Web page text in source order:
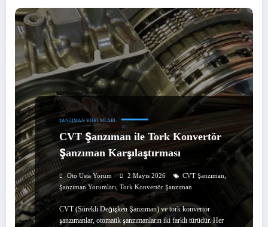
ŞANZIMAN YORUMLARI
CVT Şanzıman ile Tork Konvertör
Şanzıman Karşılaştırması
Oto Usta Yorum 2 Mayıs 2026 CVT Şanzıman,
Şanzıman Yorumları, Tork Konvertör Şanzıman
CVT (Sürekli Değişken Şanzıman) ve tork konvertör
şanzımanlar, otomatik şanzımanların iki farklı türüdür. Her